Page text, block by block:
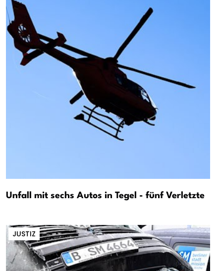
Unfall mit sechs Autos in Tegel - fünf Verletzte
JUSTIZ